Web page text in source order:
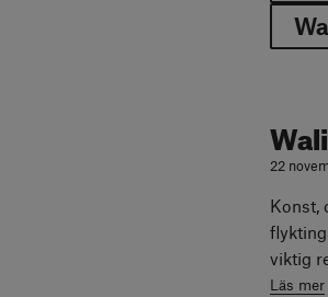
22
Konst,
viktig
Läs mer